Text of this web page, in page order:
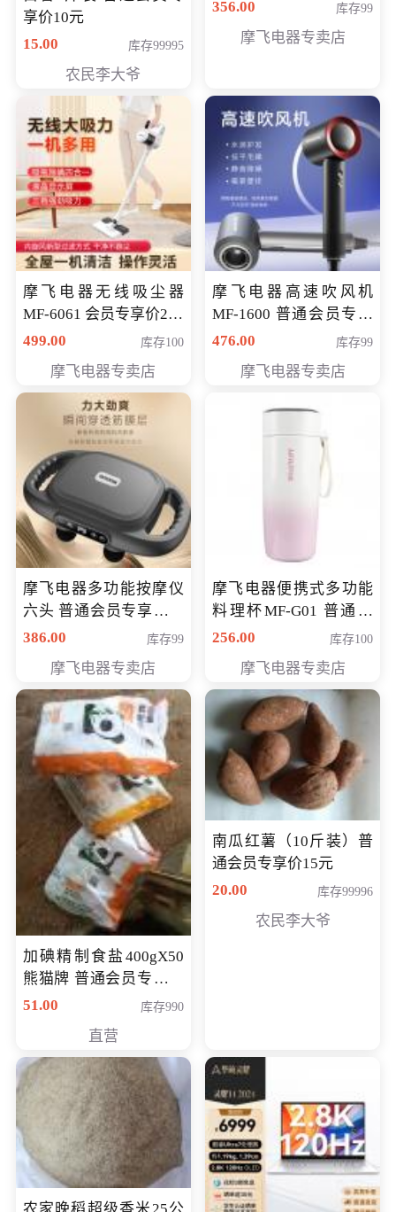
享价10元
15.00
库存99995
农民李大爷
356.00 库存99
摩飞电器专卖店
摩飞电器无线吸尘器
MF-6061 会员专享价299
元
499.00 库存100
摩飞电器专卖店
摩飞电器高速吹风机
MF-1600 普通会员专享
价298元
476.00 库存99
摩飞电器专卖店
摩飞电器多功能按摩仪
六头 普通会员专享价格
199元
386.00 库存99
摩飞电器专卖店
摩飞电器便携式多功能
料理杯MF-G01 普通会
员专享价格118元
256.00 库存100
摩飞电器专卖店
加碘精制食盐400gX50
熊猫牌 普通会员专享价
格50元
51.00 库存990
直营
南瓜红薯（10斤装）普
通会员专享价15元
20.00
库存99996
农民李大爷